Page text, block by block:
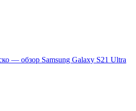
— обзор Samsung Galaxy S21 Ultra